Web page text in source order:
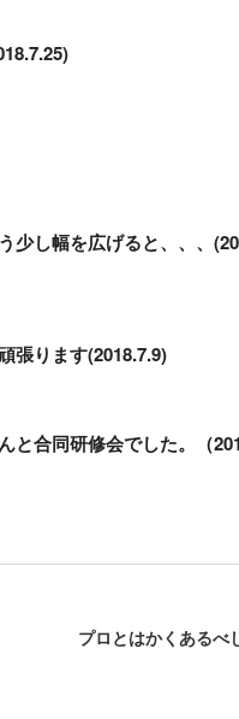
少し幅を広げると、、、(20
張ります(2018.7.9)
と合同研修会でした。（
プロとはかくあるべ